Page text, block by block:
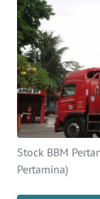
Stock BBM
Pertamina)
Informasi
INDEKS
BERITA
KONTAK
KAMI
INFO
IKLAN